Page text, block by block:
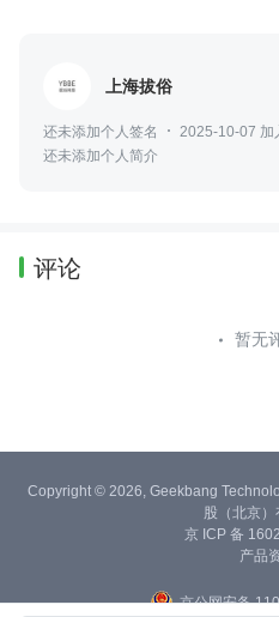
上海拔俗
还未添加个人签名
2025-10-07 加
还未添加个人简介
评论
暂无
Copyright © 2026, Geekbang
股（北京）
京 ICP 备
产品
京公网安备